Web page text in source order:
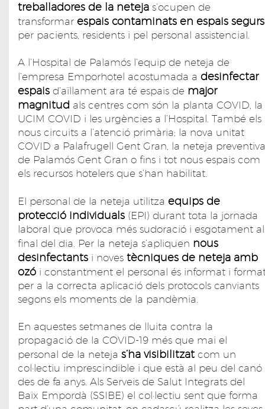
treballadores de la neteja s’ocupen de
transformar espais contaminats en espais segurs
per pacients, residents i pel personal assistencial.
A l’Hospital de Palamós l’equip de neteja de
l’empresa Emporhotel acostumada a desinfectar
espais d’aïllament ara té espais de major
magnitud als centres com són la planta COVID, la
UCIM COVID i les urgències a l’Hospital. També els
nous circuits a l’atenció primària; la nova unitat
COVID a Palafrugell Gent Gran, la neteja preventiva
de Palamós Gent Gran o fins i tot nous espais com
els recursos hotelers que s’han habilitat.
El personal de la neteja utilitza equips de
protecció individuals (EPI) durant tota la jornada
laboral que provoca més sudoració i esgotament al
final del dia. Per la neteja s’apliquen nous
desinfectants i noves tècniques de neteja amb
ozó i constantment el personal és informat i
per a la correcta aplicació dels protocols canviants
segons els moments de la pandèmia.
En aquestes setmanes de lluita contra la
propagació de la COVID-19 més que mai el
personal de la neteja s’ha visibilitzat com un
col·lectiu imprescindible i que està al peu del canó
des de fa anys. Als Serveis de Salut Integrats del
Baix Empordà (SSIBE) el col·lectiu sent que forma